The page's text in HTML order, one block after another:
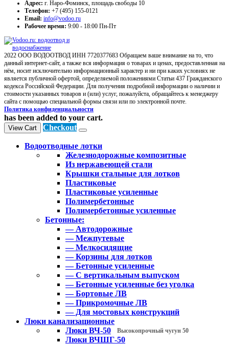
Адрес: г. Наро-Фоминск, площадь свободы 10
Телефон: +7 (495) 155-0121
Email: info@vodoo.ru
Рабочее время: 9:00 - 18:00 Пн-Пт
2022 ООО ВОДООТВОД ИНН 7720377683 Обращаем ваше внимание на то, что
данный интернет-сайт, а также вся информация о товарах и ценах, предоставленная на
нём, носит исключительно информационный характер и ни при каких условиях не
является публичной офертой, определяемой положениями Статьи 437 Гражданского
кодекса Российской Федерации. Для получения подробной информации о наличии и
стоимости указанных товаров и (или) услуг, пожалуйста, обращайтесь к менеджеру
сайта с помощью специальной формы связи или по электронной почте.
Политика конфиденциальности
has been added to your cart.
View Cart Checkout
Водоотводные лотки
Железнодорожные композитные
Из нержавеющей стали
Крышки стальные для лотков
Пластиковые
Пластиковые усиленные
Полимербетонные
Полимербетонные усиленные
Бетонные:
— Автодорожные
— Межпутевые
— Мелкосидящие
— Корзины для лотков
— Бетонные усиленные
— С вертикальным выпуском
— Бетонные усиленные без уголка
— Бортовые ЛВ
— Прикромочные ЛВ
— Для мостовых конструкций
Люки канализационные
Люки ВЧ-50
Высокопрочный чугун 50
Люки ВЧШГ-50